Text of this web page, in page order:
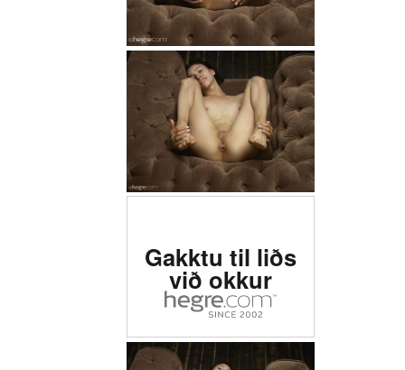
heiminum
Gakktu til liðs
við okkur